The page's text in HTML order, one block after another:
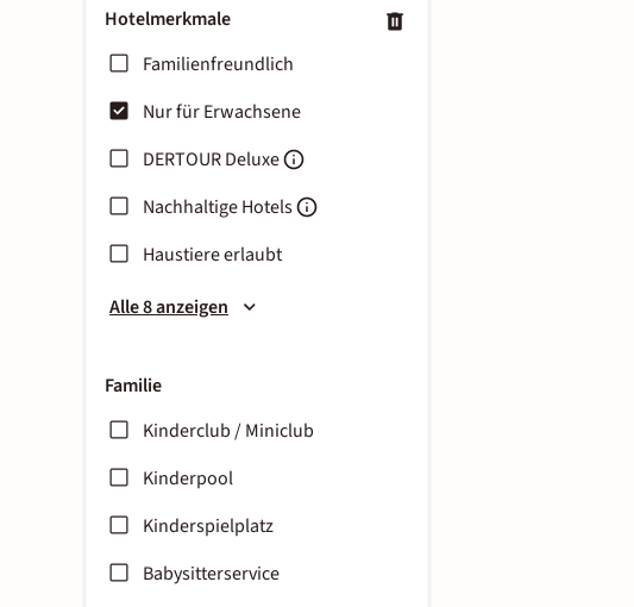
Hotelmerkmale
Familienfreundlich
Nur für Erwachsene
DERTOUR Deluxe
Nachhaltige Hotels
Haustiere erlaubt
Alle 8 anzeigen
Familie
Kinderclub / Miniclub
Kinderpool
Kinderspielplatz
Babysitterservice